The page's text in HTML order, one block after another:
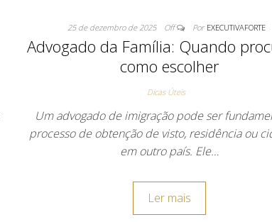
25 de dezembro de 2025 Off Por EXECUTIVAFORTE
Advogado da Família: Quando
como escolher
Dicas Úteis
Um advogado de imigração pode ser
processo de obtenção de visto, residência ou
em outro país. Ele…
Ler mais